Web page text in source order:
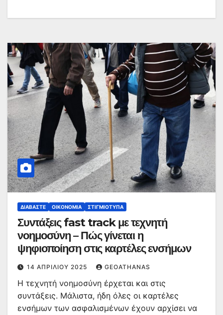
ΔΙΑΒΆΣΤΕ ΟΙΚΟΝΟΜΊΑ ΣΤΙΓΜΙΌΤΥΠΑ
Συντάξεις fast track με τεχνητή
νοημοσύνη – Πώς γίνεται η
ψηφιοποίηση στις καρτέλες ενσήμων
14 ΑΠΡΙΛΊΟΥ 2025 GEOATHANAS
Η τεχνητή νοημοσύνη έρχεται και στις
συντάξεις. Μάλιστα, ήδη όλες οι καρτέλες
ενσήμων των ασφαλισμένων έχουν αρχίσει να